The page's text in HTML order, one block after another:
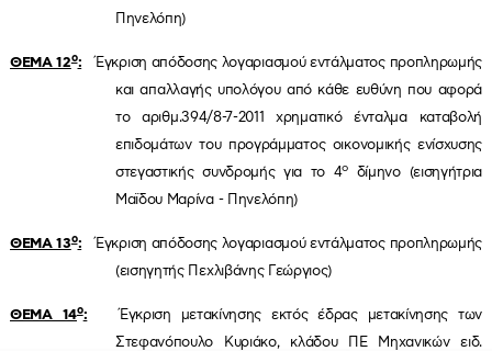
Πηνελόπη)
ΘΕΜΑ 12ο: Έγκριση απόδοσης λογαριασμού εντάλματος προπληρωμής
και απαλλαγής υπολόγου από κάθε ευθύνη που αφορά
το αριθμ.394/8-7-2011 χρηματικό ένταλμα καταβολή
επιδομάτων του προγράμματος οικονομικής ενίσχυσης
στεγαστικής συνδρομής για το 4ο
δίμηνο (εισηγήτρια
Μαϊδου Μαρίνα - Πηνελόπη)
ΘΕΜΑ 13ο: Έγκριση απόδοσης λογαριασμού εντάλματος προπληρωμής
(εισηγητής Πεχλιβάνης Γεώργιος)
ΘΕΜΑ 14ο:
Έγκριση μετακίνησης εκτός έδρας μετακίνησης των
Στεφανόπουλο Κυριάκο, κλάδου ΠΕ Μηχανικών ειδ.